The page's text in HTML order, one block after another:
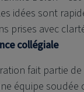
idées sont
prises avec
collégiale
fait partie de
équipe soudée